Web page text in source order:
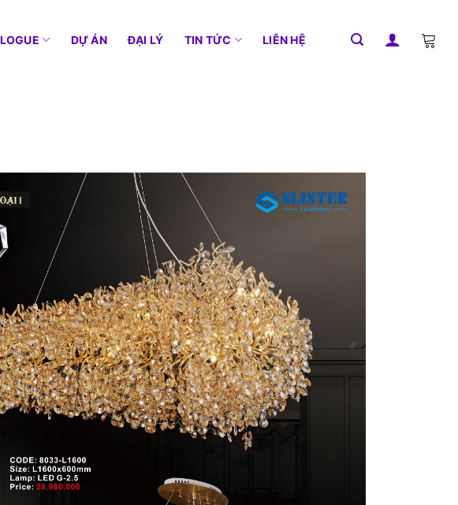
DỰ ÁN ĐẠI LÝ TIN TỨC LIÊN HỆ